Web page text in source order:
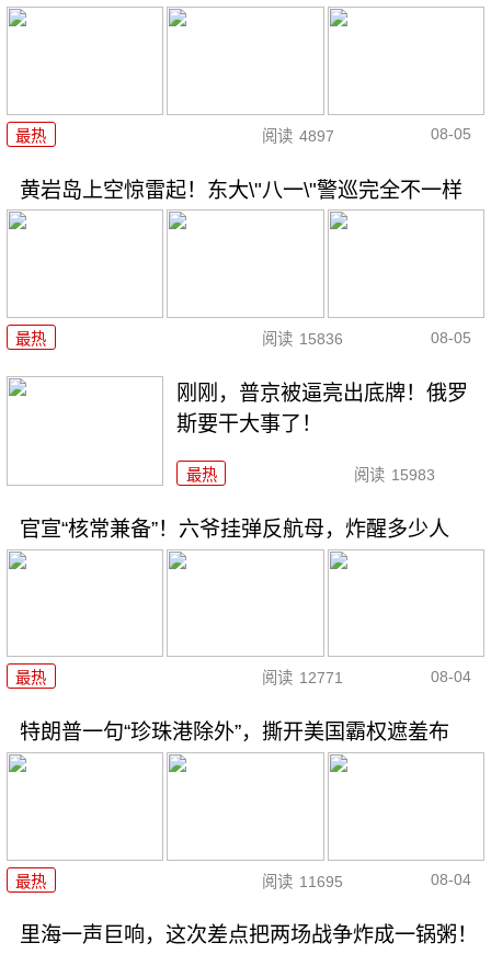
最热 阅读 4897 08-05
黄岩岛上空惊雷起！东大\"八一\"警巡完全不一样
最热 阅读 15836 08-05
刚刚，普京被逼亮出底牌！俄罗
斯要干大事了！
最热 阅读 15983
官宣“核常兼备”！六爷挂弹反航母，炸醒多少人
最热 阅读 12771 08-04
特朗普一句“珍珠港除外”，撕开美国霸权遮羞布
最热 阅读 11695 08-04
里海一声巨响，这次差点把两场战争炸成一锅粥！